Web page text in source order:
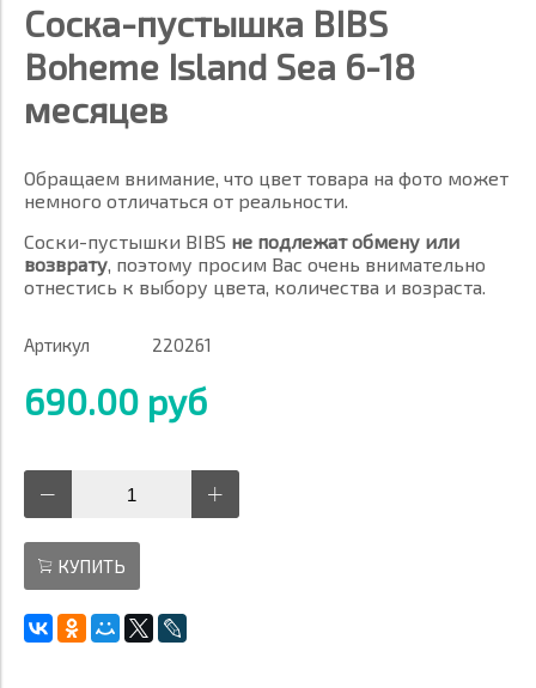
Cоска-пустышка BIBS
Boheme Island Sea 6-18
месяцев
Обращаем внимание, что цвет товара на фото может
немного отличаться от реальности.
Соски-пустышки BIBS не подлежат обмену или
возврату, поэтому просим Вас очень внимательно
отнестись к выбору цвета, количества и возраста.
Артикул 220261
690.00 руб
КУПИТЬ